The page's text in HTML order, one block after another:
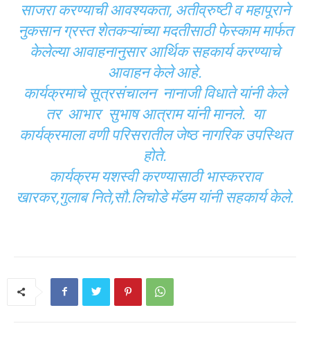
साजरा करण्याची आवश्यकता, अतीव्रुष्टी व महापूराने
नुकसान ग्रस्त शेतकऱ्यांच्या मदतीसाठी फेस्काम मार्फत
केलेल्या आवाहनानुसार आर्थिक सहकार्य करण्याचे
आवाहन केले आहे.
कार्यक्रमाचे सूत्रसंचालन नानाजी विधाते यांनी केले
तर आभार सुभाष आत्राम यांनी मानले. या
कार्यक्रमाला वणी परिसरातील जेष्ठ नागरिक उपस्थित
होते.
कार्यक्रम यशस्वी करण्यासाठी भास्करराव
खारकर,गुलाब निते,सौ.लिचोडे मॅडम यांनी सहकार्य केले.